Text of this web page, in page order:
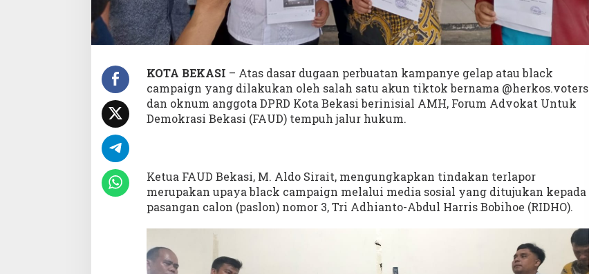
s
d
k
n
u
A
o
t
a
D
KOTA BEKASI – Atas dasar dugaan perbuatan kampanye gelap atau black
campaign yang dilakukan oleh salah satu akun tiktok bernama @herkos.voters
dan oknum anggota DPRD Kota Bekasi berinisial AMH, Forum Advokat Untuk
Demokrasi Bekasi (FAUD) tempuh jalur hukum.
Ketua FAUD Bekasi, M. Aldo Sirait, mengungkapkan tindakan terlapor
merupakan upaya black campaign melalui media sosial yang ditujukan kepada
pasangan calon (paslon) nomor 3, Tri Adhianto-Abdul Harris Bobihoe (RIDHO).